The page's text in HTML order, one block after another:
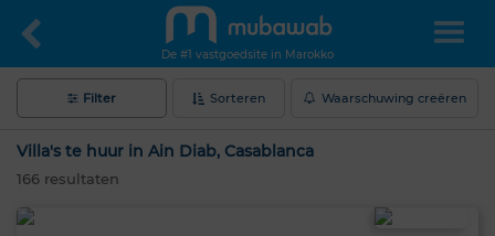
De #1 vastgoedsite in Marokko
Filter Sorteren Waarschuwing creëren
Villa's te huur in Ain Diab, Casablanca
166 resultaten